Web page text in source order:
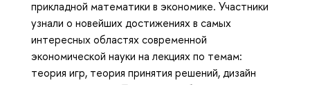
прикладной математики в экономике. Участники
узнали о новейших достижениях в самых
интересных областях современной
экономической науки на лекциях по темам:
теория игр, теория принятия решений, дизайн